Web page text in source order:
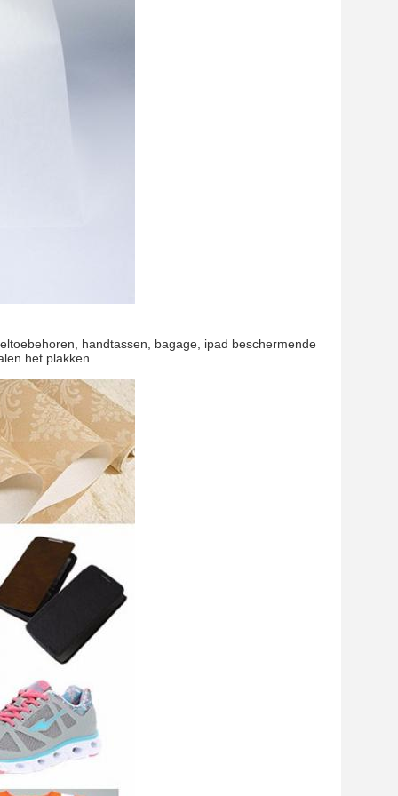
handtassen, bagage, ipad beschermende
het plakken.